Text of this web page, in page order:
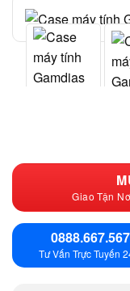
Giao Tận
0888.667.567
Tư Vấn Trực Tuyến